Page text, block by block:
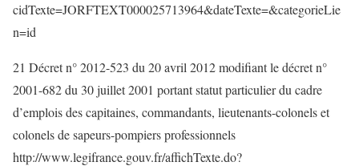
cidTexte=JORFTEXT000025713964&dateTexte=&categorieLie
n=id
21 Décret n° 2012-523 du 20 avril 2012 modifiant le décret n°
2001-682 du 30 juillet 2001 portant statut particulier du cadre
d’emplois des capitaines, commandants, lieutenants-colonels et
colonels de sapeurs-pompiers professionnels
http://www.legifrance.gouv.fr/affichTexte.do?